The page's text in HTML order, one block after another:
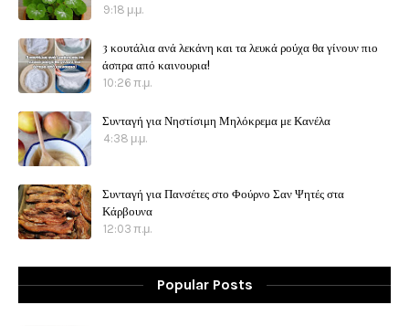
9:18 μ.μ.
3 κουτάλια ανά λεκάνη και τα λευκά ρούχα θα γίνουν πιο
άσπρα από καινουρια!
10:26 π.μ.
Συνταγή για Νηστίσιμη Μηλόκρεμα με Κανέλα
4:38 μ.μ.
Συνταγή για Πανσέτες στο Φούρνο Σαν Ψητές στα
Κάρβουνα
12:03 π.μ.
Popular Posts